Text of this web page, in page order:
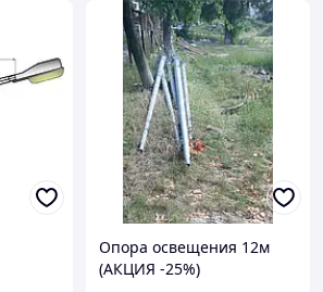
Опора освещения 12м
(АКЦИЯ -25%)